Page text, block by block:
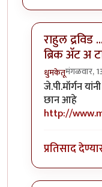
राहुल
ब्रिक अ‍ॅट अ
धुमकेतूमंगळवार,
In reply to
जे.पी.मॉर्गन
छान आहे
http://
प्रतिसाद